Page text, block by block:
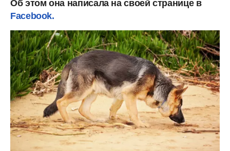
Об этом она написала на своей странице в
Facebook.